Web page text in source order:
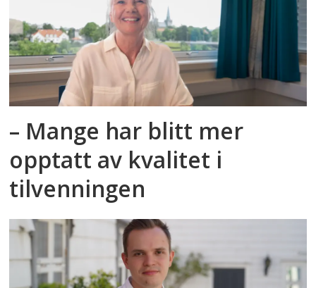
– Mange har blitt mer
opptatt av kvalitet i
tilvenningen